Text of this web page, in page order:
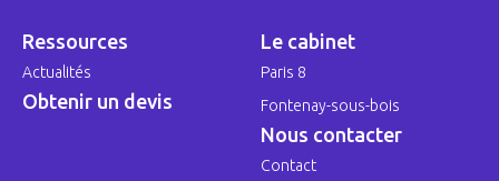
Ressources
Actualités
Obtenir un devis
Le cabinet
Paris 8
Fontenay-sous-bois
Nous contacter
Contact